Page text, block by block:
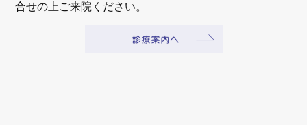
合せの上ご来院ください。